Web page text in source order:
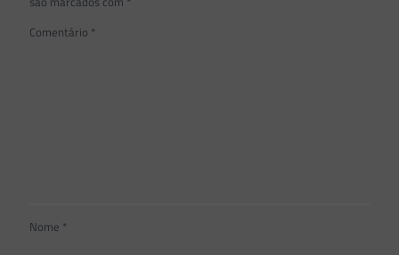
Comentário *
Nome *